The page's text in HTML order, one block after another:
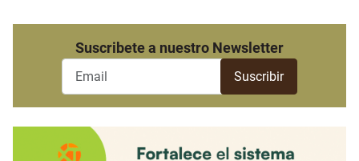
Suscribete a nuestro Newsletter